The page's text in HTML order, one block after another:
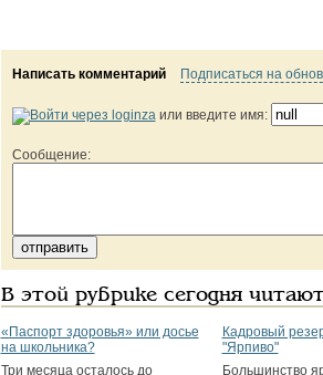
Написать комментарий Подписаться на
или введите имя:
Сообщение:
В этой рубрике сегодня
«Паспорт здоровья» или досье
на школьника?
Три месяца осталось до
Кадровый
"Ярпиво"
Большинство